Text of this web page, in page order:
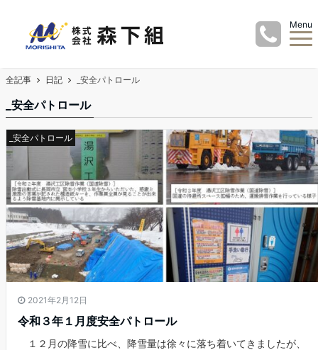
Menu
全記事 日記 _安全パトロール
_安全パトロール
_安全パトロール
2021年2月12日
令和３年１月度安全パトロール
１２月の降雪に比べ、降雪量は徐々に落ち着いてきましたが、